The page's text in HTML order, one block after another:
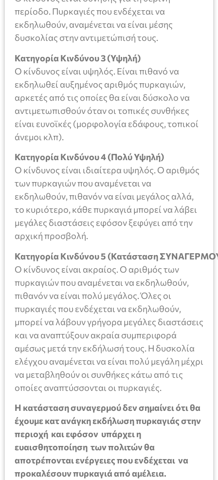
περίοδο. Πυρκαγιές που ενδέχεται να
εκδηλωθούν, αναμένεται να είναι μέσης
δυσκολίας στην αντιμετώπισή τους.
Κατηγορία Κινδύνου 3 (Υψηλή)
Ο κίνδυνος είναι υψηλός. Είναι πιθανό να
εκδηλωθεί αυξημένος αριθμός πυρκαγιών,
αρκετές από τις οποίες θα είναι δύσκολο να
αντιμετωπισθούν όταν οι τοπικές συνθήκες
είναι ευνοϊκές (μορφολογία εδάφους, τοπικοί
άνεμοι κλπ).
Κατηγορία Κινδύνου 4 (Πολύ Υψηλή)
Ο κίνδυνος είναι ιδιαίτερα υψηλός. Ο αριθμός
των πυρκαγιών που αναμένεται να
εκδηλωθούν, πιθανόν να είναι μεγάλος αλλά,
το κυριότερο, κάθε πυρκαγιά μπορεί να λάβει
μεγάλες διαστάσεις εφόσον ξεφύγει από την
αρχική προσβολή.
Κατηγορία Κινδύνου 5 (Κατάσταση
Ο κίνδυνος είναι ακραίος. Ο αριθμός των
πυρκαγιών που αναμένεται να εκδηλωθούν,
πιθανόν να είναι πολύ μεγάλος. Όλες οι
πυρκαγιές που ενδέχεται να εκδηλωθούν,
μπορεί να λάβουν γρήγορα μεγάλες διαστάσεις
και να αναπτύξουν ακραία συμπεριφορά
αμέσως μετά την εκδήλωσή τους. Η δυσκολία
ελέγχου αναμένεται να είναι πολύ μεγάλη μέχρι
να μεταβληθούν οι συνθήκες κάτω από τις
οποίες αναπτύσσονται οι πυρκαγιές.
Η κατάσταση συναγερμού δεν σημαίνει ότι θα
έχουμε κατ ανάγκη εκδήλωση πυρκαγιάς στην
περιοχή και εφόσον υπάρχει η
ευαισθητοποίηση των πολιτών θα
αποτρέπονται ενέργειες που ενδέχεται να
προκαλέσουν πυρκαγιά από αμέλεια.